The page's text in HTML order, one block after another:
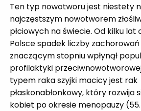
Ten typ nowotworu jest niestety
najczęstszym nowotworem
płciowych na świecie. Od kilku
Polsce spadek liczby
znaczącym stopniu wpłynął
profilaktyki
typem raka szyjki macicy jest rak
płaskonabłonkowy, który rozwija
kobiet po okresie menopauzy